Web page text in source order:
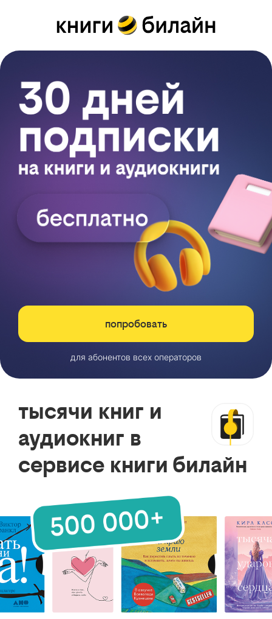
попробовать
для абонентов всех операторов
тысячи книг и
аудиокниг в
сервисе книги билайн